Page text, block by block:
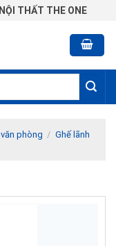
THẤT THE ONE
phòng / Ghế lãnh